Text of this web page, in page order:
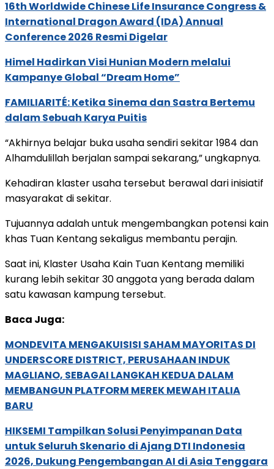
16th Worldwide Chinese Life Insurance Congress &
International Dragon Award (IDA) Annual
Conference 2026 Resmi Digelar
Himel Hadirkan Visi Hunian Modern melalui
Kampanye Global “Dream Home”
FAMILIARITÉ: Ketika Sinema dan Sastra Bertemu
dalam Sebuah Karya Puitis
“Akhirnya belajar buka usaha sendiri sekitar 1984 dan
Alhamdulillah berjalan sampai sekarang,” ungkapnya.
Kehadiran klaster usaha tersebut berawal dari inisiatif
masyarakat di sekitar.
Tujuannya adalah untuk mengembangkan potensi kain
khas Tuan Kentang sekaligus membantu perajin.
Saat ini, Klaster Usaha Kain Tuan Kentang memiliki
kurang lebih sekitar 30 anggota yang berada dalam
satu kawasan kampung tersebut.
Baca Juga:
MONDEVITA MENGAKUISISI SAHAM MAYORITAS DI
UNDERSCORE DISTRICT, PERUSAHAAN INDUK
MAGLIANO, SEBAGAI LANGKAH KEDUA DALAM
MEMBANGUN PLATFORM MEREK MEWAH ITALIA
BARU
HIKSEMI Tampilkan Solusi Penyimpanan Data
untuk Seluruh Skenario di Ajang DTI Indonesia
2026, Dukung Pengembangan AI di Asia Tenggara